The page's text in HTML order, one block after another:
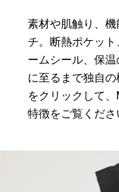
素材や肌触り、
チ。断熱ポケッ
ームシール、保
に至るまで独自
をクリックして
特徴をご覧くださ